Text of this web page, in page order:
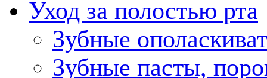
Уход за полостью рта
Зубные
Зубные пасты,